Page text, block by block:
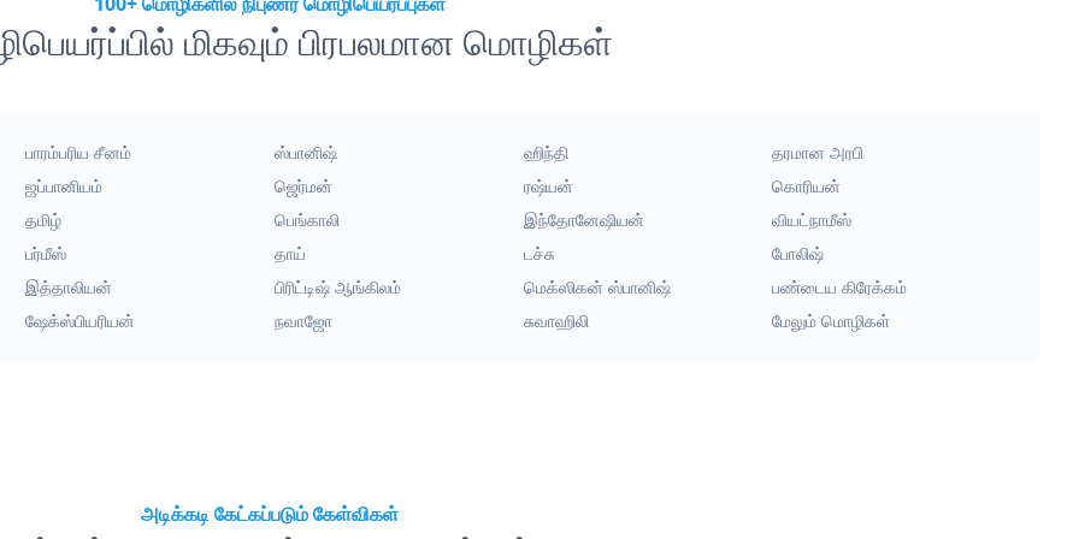
மிகவும் பிரபலமான மொழிகள்
பாரம்பரிய சீனம் ஸ்பானிஷ் ஹிந்தி
தரமான அரபி
ஜப்பானியம்
ஜெர்மன் ரஷ்யன்
கொரியன்
தமிழ்
பெங்காலி இந்தோனேஷியன்
வியட்நாமீஸ்
பர்மீஸ்
தாய் டச்சு
போலிஷ்
இத்தாலியன்
பிரிட்டிஷ் ஆங்கிலம் மெக்ஸிகன் ஸ்பானிஷ்
பண்டைய கிரேக்கம்
ஷேக்ஸ்பியரியன்
நவாஜோ சுவாஹிலி மேலும் மொழிகள்
அடிக்கடி கேட்கப்படும் கேள்விகள்